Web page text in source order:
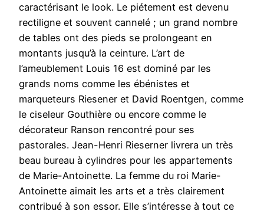
caractérisant le look. Le piétement est devenu
rectiligne et souvent cannelé ; un grand nombre
de tables ont des pieds se prolongeant en
montants jusqu’à la ceinture. L’art de
l’ameublement Louis 16 est dominé par les
grands noms comme les ébénistes et
marqueteurs Riesener et David Roentgen, comme
le ciseleur Gouthière ou encore comme le
décorateur Ranson rencontré pour ses
pastorales. Jean-Henri Rieserner livrera un très
beau bureau à cylindres pour les appartements
de Marie-Antoinette. La femme du roi Marie-
Antoinette aimait les arts et a très clairement
contribué à son essor. Elle s’intéresse à tout ce